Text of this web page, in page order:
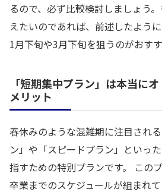
るので、必ず比較検討しましょう
えたいのであれば、前述したよう
1月下旬や3月下旬を狙うのがおすす
「短期集中プラン」は本当に
メリット
春休みのような混雑期に注目され
ン」や「スピードプラン」といっ
指すための特別プランです。 この
卒業までのスケジュールが組まれ